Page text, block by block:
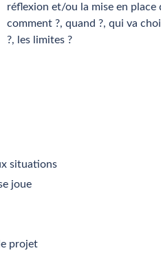
réflexion et/ou la mise en place
comment ?, quand ?, qui va
?, les limites ?
situations
joue
projet